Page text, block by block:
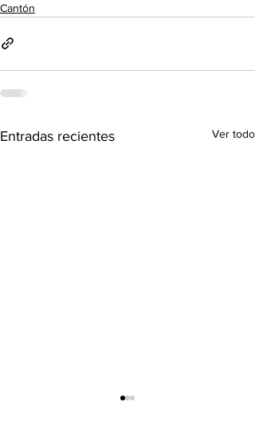
Cantón
Entradas recientes Ver todo